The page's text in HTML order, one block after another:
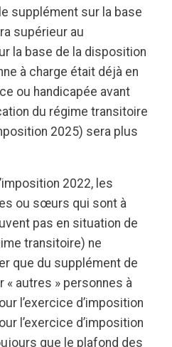
supplément sur la base
supérieur au
la base de la disposition
à charge était déjà en
ou handicapée avant
du régime transitoire
2025) sera plus
2022, les
ou sœurs qui sont à
pas en situation de
transitoire) ne
que du supplément de
autres » personnes à
l’exercice d’imposition
l’exercice d’imposition
que le plafond des